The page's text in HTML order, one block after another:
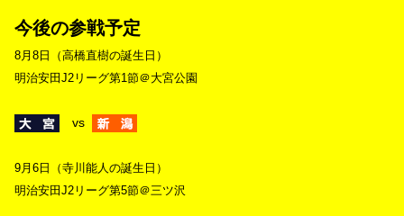
今後の参戦予定
8月8日（高橋直樹の誕生日）
明治安田J2リーグ第1節＠大宮公園
vs
9月6日（寺川能人の誕生日）
明治安田J2リーグ第5節＠三ツ沢